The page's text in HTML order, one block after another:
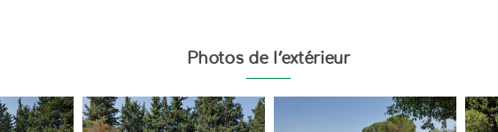
Photos de l’extérieur